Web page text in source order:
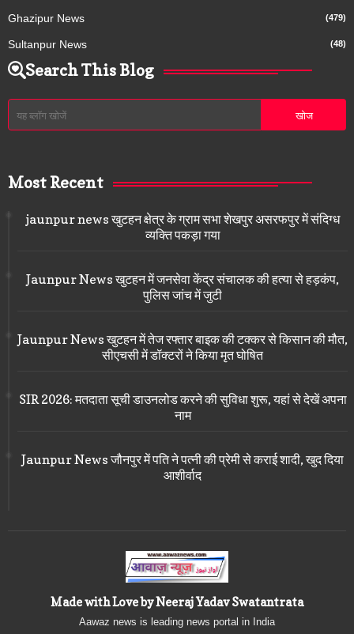
Ghazipur News (479)
Sultanpur News (48)
Search This Blog
Most Recent
jaunpur news खुटहन क्षेत्र के ग्राम सभा शेखपुर असरफपुर में संदिग्ध
व्यक्ति पकड़ा गया
Jaunpur News खुटहन में जनसेवा केंद्र संचालक की हत्या से हड़कंप,
पुलिस जांच में जुटी
Jaunpur News खुटहन में तेज रफ्तार बाइक की टक्कर से किसान की मौत,
सीएचसी में डॉक्टरों ने किया मृत घोषित
SIR 2026: मतदाता सूची डाउनलोड करने की सुविधा शुरू, यहां से देखें अपना
नाम
Jaunpur News जौनपुर में पति ने पत्नी की प्रेमी से कराई शादी, खुद दिया
आशीर्वाद
Made with Love by Neeraj Yadav Swatantrata
Aawaz news is leading news portal in India